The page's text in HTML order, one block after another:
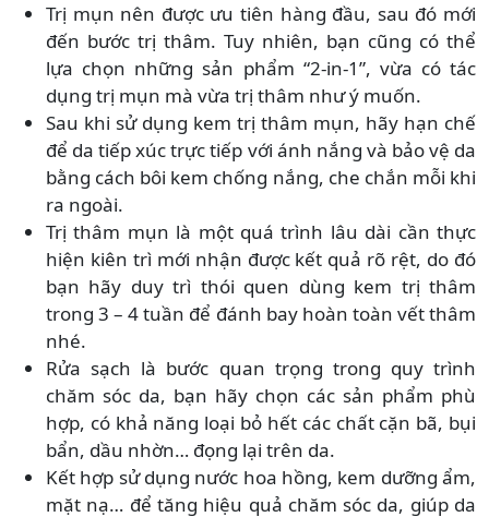
Trị mụn nên được ưu tiên hàng đầu, sau đó mới
đến bước trị thâm. Tuy nhiên, bạn cũng có thể
lựa chọn những sản phẩm “2-in-1”, vừa có tác
dụng trị mụn mà vừa trị thâm như ý muốn.
Sau khi sử dụng kem trị thâm mụn, hãy hạn chế
để da tiếp xúc trực tiếp với ánh nắng và bảo vệ da
bằng cách bôi kem chống nắng, che chắn mỗi khi
ra ngoài.
Trị thâm mụn là một quá trình lâu dài cần thực
hiện kiên trì mới nhận được kết quả rõ rệt, do đó
bạn hãy duy trì thói quen dùng kem trị thâm
trong 3 – 4 tuần để đánh bay hoàn toàn vết thâm
nhé.
Rửa sạch là bước quan trọng trong quy trình
chăm sóc da, bạn hãy chọn các sản phẩm phù
hợp, có khả năng loại bỏ hết các chất cặn bã, bụi
bẩn, dầu nhờn… đọng lại trên da.
Kết hợp sử dụng nước hoa hồng, kem dưỡng ẩm,
mặt nạ… để tăng hiệu quả chăm sóc da, giúp da